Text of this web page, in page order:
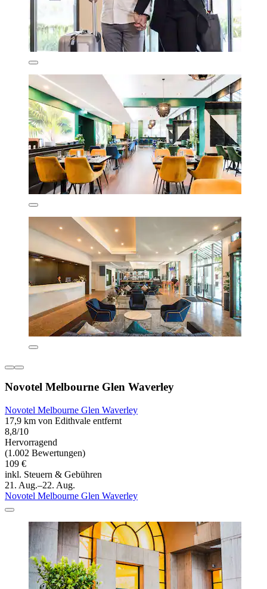
Novotel Melbourne Glen Waverley
Novotel Melbourne Glen Waverley
17,9 km von Edithvale entfernt
8,8/10
Hervorragend
(1.002 Bewertungen)
109 €
inkl. Steuern & Gebühren
21. Aug.–22. Aug.
Novotel Melbourne Glen Waverley